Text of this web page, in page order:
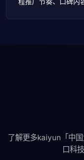
了解更多kaiyun「中
口科